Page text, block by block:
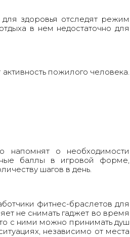
здоровья отследят режим
в нем недостаточно для
пожилого человека.
напомнят о необходимости
баллы в игровой форме,
шагов в день.
фитнес-браслетов для
не снимать гаджет во время
с ними можно принимать душ
независимо от места